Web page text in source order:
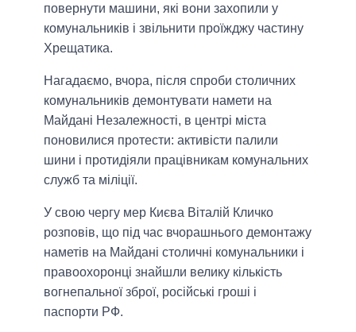
повернути машини, які вони захопили у
комунальників і звільнити проїжджу частину
Хрещатика.
Нагадаємо, вчора, після спроби столичних
комунальників демонтувати намети на
Майдані Незалежності, в центрі міста
поновилися протести: активісти палили
шини і протидіяли працівникам комунальних
служб та міліції.
У свою чергу мер Києва Віталій Кличко
розповів, що під час вчорашнього демонтажу
наметів на Майдані столичні комунальники і
правоохоронці знайшли велику кількість
вогнепальної зброї, російські гроші і
паспорти РФ.